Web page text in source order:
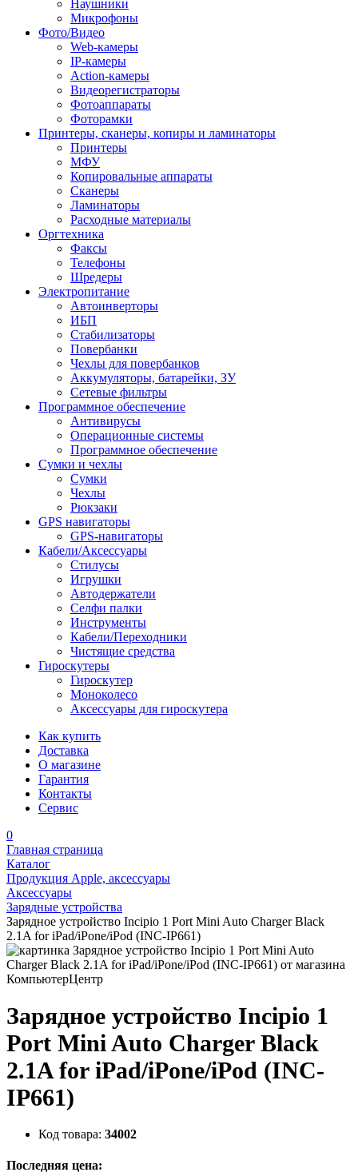
Наушники
Микрофоны
Фото/Видео
Web-камеры
IP-камеры
Action-камеры
Видеорегистраторы
Фотоаппараты
Фоторамки
Принтеры, сканеры, копиры и ламинаторы
Принтеры
МФУ
Копировальные аппараты
Сканеры
Ламинаторы
Расходные материалы
Оргтехника
Факсы
Телефоны
Шредеры
Электропитание
Автоинверторы
ИБП
Стабилизаторы
Повербанки
Чехлы для повербанков
Аккумуляторы, батарейки, ЗУ
Сетевые фильтры
Программное обеспечение
Антивирусы
Операционные системы
Программное обеспечение
Сумки и чехлы
Сумки
Чехлы
Рюкзаки
GPS навигаторы
GPS-навигаторы
Кабели/Аксессуары
Стилусы
Игрушки
Автодержатели
Селфи палки
Инструменты
Кабели/Переходники
Чистящие средства
Гироскутеры
Гироскутер
Моноколесо
Аксессуары для гироскутера
Как купить
Доставка
О магазине
Гарантия
Контакты
Сервис
0
Главная страница
Каталог
Продукция Apple, аксессуары
Аксессуары
Зарядные устройства
Зарядное устройство Incipio 1 Port Mini Auto Charger Black
2.1A for iPad/iPone/iPod (INC-IP661)
Зарядное устройство Incipio 1
Port Mini Auto Charger Black
2.1A for iPad/iPone/iPod (INC-
IP661)
Код товара: 34002
Последняя цена: